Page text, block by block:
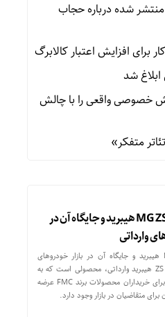
منتشر شده درباره حجاب
برای افزایش اعتبار کالابرگ
شد
خصوصی واقعی را با چالش
متفکر»
بررسی MG ZS هیبرید و جایگاه آن در
وارداتی
بررسی MG ZS هیبرید و جایگاه آن در بازار خودروهای
وارداتی؛ ام‌جی ZS هیبرید وارداتی، محصولی است که به
زودی در طرح جایگزینی فرداموتورز برای خریداران محصولات برند FMC عرضه
متقاضیان در بازار وجود دارد.